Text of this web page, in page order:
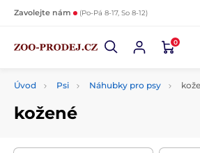
Zavolejte nám (Po-Pá 8-17, So 8-12)
0
Úvod Psi Náhubky pro psy
kožené